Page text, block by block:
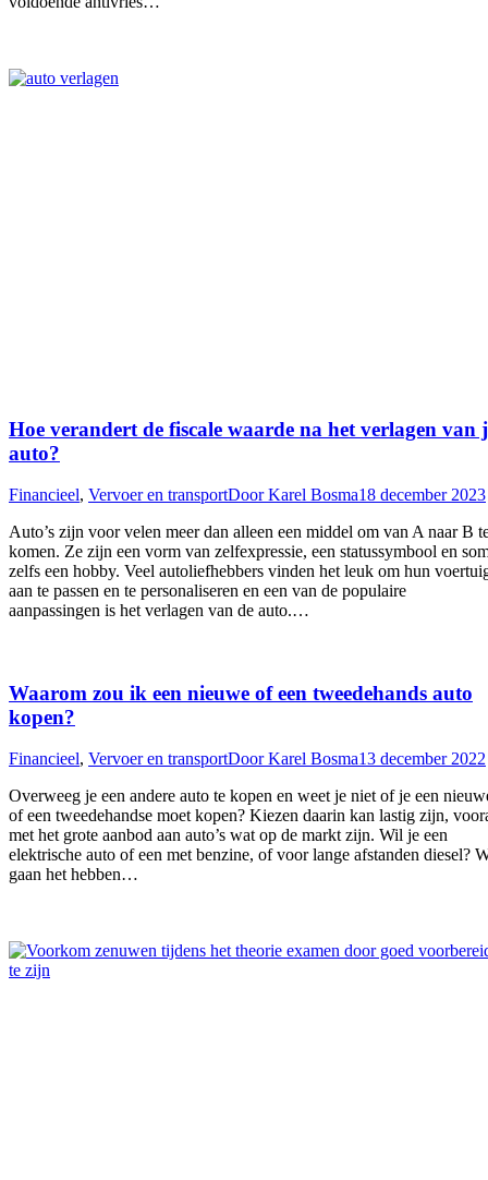
Hoe verandert de fiscale waarde na het verlagen van
auto?
Financieel, Vervoer en transportDoorKarel Bosma18 december 2023
Auto’s zijn voor velen meer dan alleen een middel om van A naar B
komen. Ze zijn een vorm van zelfexpressie, een statussymbool en
zelfs een hobby. Veel autoliefhebbers vinden het leuk om hun
aan te passen en te personaliseren en een van de populaire
aanpassingen is het verlagen van de auto.…
Waarom zou ik een nieuwe of een tweedehands auto
kopen?
Financieel, Vervoer en transportDoorKarel Bosma13 december 2022
Overweeg je een andere auto te kopen en weet je niet of je een
of een tweedehandse moet kopen? Kiezen daarin kan lastig zijn,
met het grote aanbod aan auto’s wat op de markt zijn. Wil je een
elektrische auto of een met benzine, of voor lange afstanden diesel?
gaan het hebben…